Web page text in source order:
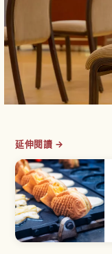
延伸閱讀 →